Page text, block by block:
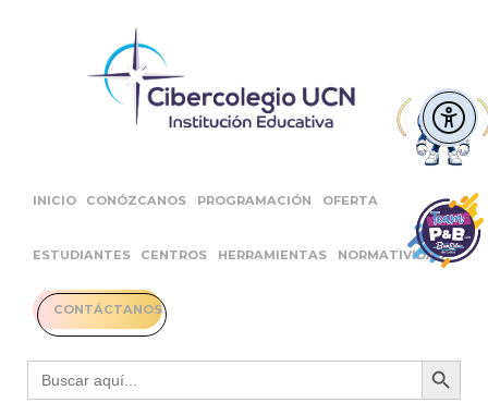
INICIO CONÓZCANOS PROGRAMACIÓN OFERTA
ESTUDIANTES CENTROS HERRAMIENTAS NORMATIVIDAD
CONTÁCTANOS
Buscar: Botón